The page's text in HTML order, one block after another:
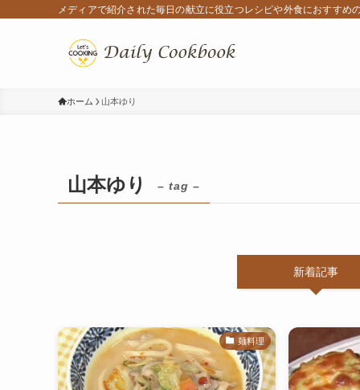
メディアで紹介された毎日の献立に役立つレシピや外食におすすめ
ホーム 山本ゆり
山本ゆり – tag –
新着記事
麺料理